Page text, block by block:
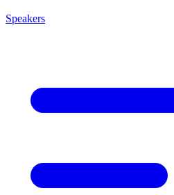
Speakers